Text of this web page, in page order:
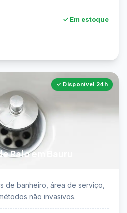
✓ Em estoque
Ralo em Bauru
✓ Disponível 24h
de banheiro, área de serviço,
não invasivos.